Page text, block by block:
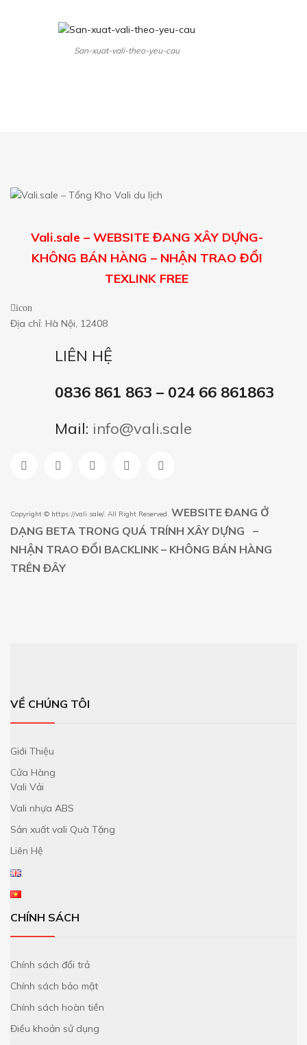
San-xuat-vali-theo-yeu-cau
Vali.sale – WEBSITE ĐANG XÂY DỰNG-
KHÔNG BÁN HÀNG – NHẬN TRAO ĐỔI
TEXLINK FREE
icon
Địa chỉ: Hà Nội, 12408
LIÊN HỆ
0836 861 863 – 024 66 861863
Mail: info@vali.sale
Copyright © https://vali.sale/. All Right Reserved. WEBSITE ĐANG Ở
DẠNG BETA TRONG QUÁ TRÍNH XÂY DỰNG –
NHẬN TRAO ĐỔI BACKLINK – KHÔNG BÁN HÀNG
TRÊN ĐÂY
VỀ CHÚNG TÔI
Giới Thiệu
Cửa Hàng
Vali Vải
Vali nhựa ABS
Sản xuất vali Quà Tặng
Liên Hệ
CHÍNH SÁCH
Chính sách đổi trả
Chính sách bảo mật
Chính sách hoàn tiền
Điều khoản sử dụng